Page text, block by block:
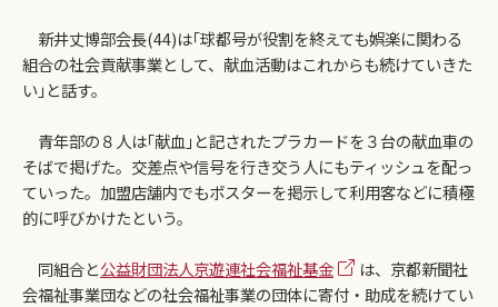
新井丈博部会長(44)は｢球都号が役割を終えても娯楽に関わる
組合の社会貢献事業として、献血活動はこれからも続けていきた
い｣と話す。
青年部の８人は｢献血｣と記されたプラカードを３台の献血車の
そばで掲げた。交差点や信号を行き交う人にもティッシュを配っ
ていった。加盟店舗内でもポスターを掲示して利用客などに積極
的に呼びかけたという。
同組合と公益財団法人京遊連社会福祉基金
は、京都新聞社
会福祉事業団などの社会福祉事業の団体に寄付・助成を続けてい